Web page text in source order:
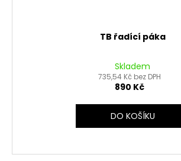
TB řadící páka
Skladem
735,54 Kč bez DPH
890 Kč
DO KOŠÍKU